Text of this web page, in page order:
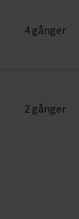
4 gånger
2 gånger